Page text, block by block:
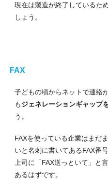
現在は製造が終了しているため
しょう。
FAX
子どもの頃からネットで連絡
もジェネレーションギャップ
う。
FAXを使っている企業はまだ
いと名刺に書いてあるFAX番
上司に「FAX送っといて」と
あるはずです。